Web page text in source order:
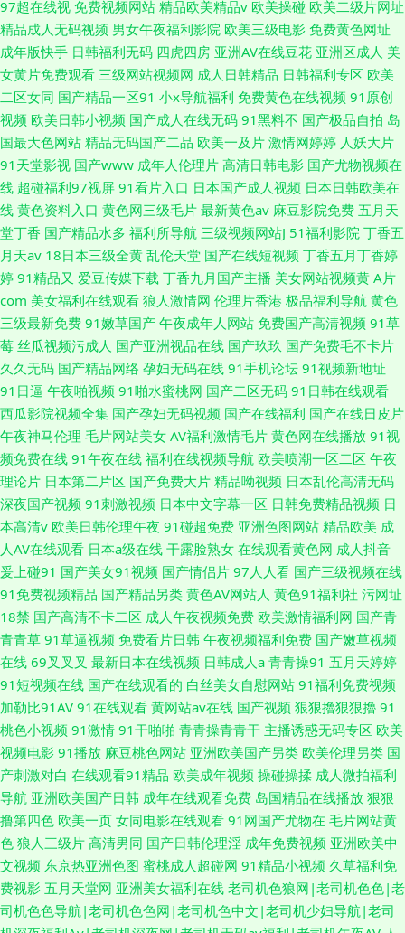
97超在线视 免费视频网站 精品欧美精品v 欧美操碰 欧美二级片网址
精品成人无码视频 男女午夜福利影院 欧美三级电影 免费黄色网址
成年版快手 日韩福利无码 四虎四房 亚洲AV在线豆花 亚洲区成人 美
女黄片免费观看 三级网站视频网 成人日韩精品 日韩福利专区 欧美
二区女同 国产精品一区91 小x导航福利 免费黄色在线视频 91原创
视频 欧美日韩小视频 国产成人在线无码 91黑料不 国产极品自拍 岛
国最大色网站 精品无码国产二品 欧美一及片 激情网婷婷 人妖大片
91天堂影视 国产www 成年人伦理片 高清日韩电影 国产尤物视频在
线 超碰福利97视屏 91看片入口 日本国产成人视频 日本日韩欧美在
线 黄色资料入口 黄色网三级毛片 最新黄色av 麻豆影院免费 五月天
堂丁香 国产精品水多 福利所导航 三级视频网站J 51福利影院 丁香五
月天av 18日本三级全黄 乱伦天堂 国产在线短视频 丁香五月丁香婷
婷 91精品又 爱豆传媒下载 丁香九月国产主播 美女网站视频黄 A片
com 美女福利在线观看 狼人激情网 伦理片香港 极品福利导航 黄色
三级最新免费 91嫩草国产 午夜成年人网站 免费国产高清视频 91草
莓 丝瓜视频污成人 国产亚洲视品在线 国产玖玖 国产免费毛不卡片
久久无码 国产精品网络 孕妇无码在线 91手机论坛 91视频新地址
91日逼 午夜啪视频 91啪水蜜桃网 国产二区无码 91日韩在线观看
西瓜影院视频全集 国产孕妇无码视频 国产在线福利 国产在线日皮片
午夜神马伦理 毛片网站美女 AV福利激情毛片 黄色网在线播放 91视
频免费在线 91午夜在线 福利在线视频导航 欧美喷潮一区二区 午夜
理论片 日本第二片区 国产免费大片 精品呦视频 日本乱伦高清无码
深夜国产视频 91刺激视频 日本中文字幕一区 日韩免费精品视频 日
本高清v 欧美日韩伦理午夜 91碰超免费 亚洲色图网站 精品欧美 成
人AV在线观看 日本a级在线 干露脸熟女 在线观看黄色网 成人抖音
爰上碰91 国产美女91视频 国产情侣片 97人人看 国产三级视频在线
91免费视频精品 国产精品另类 黄色AV网站人 黄色91福利社 污网址
18禁 国产高清不卡二区 成人午夜视频免费 欧美激情福利网 国产青
青青草 91草逼视频 免费看片日韩 午夜视频福利免费 国产嫩草视频
在线 69叉叉叉 最新日本在线视频 日韩成人a 青青操91 五月天婷婷
91短视频在线 国产在线观看的 白丝美女自慰网站 91福利免费视频
加勒比91AV 91在线观看 黄网站av在线 国产视频 狠狠擼狠狠擼 91
桃色小视频 91激情 91干啪啪 青青操青青干 主播诱惑无码专区 欧美
视频电影 91播放 麻豆桃色网站 亚洲欧美国产另类 欧美伦理另类 国
产刺激对白 在线观看91精品 欧美成年视频 操碰操揉 成人微拍福利
导航 亚洲欧美国产日韩 成年在线观看免费 岛国精品在线播放 狠狠
撸第四色 欧美一页 女同电影在线观看 91网国产尤物在 毛片网站黄
色 狼人三级片 高清男同 国产日韩伦理淫 成年免费视频 亚洲欧美中
文视频 东京热亚洲色图 蜜桃成人超碰网 91精品小视频 久草福利免
费视影 五月天堂网 亚洲美女福利在线 老司机色狼网|老司机色色|老
司机色色导航|老司机色色网|老司机色中文|老司机少妇导航|老司